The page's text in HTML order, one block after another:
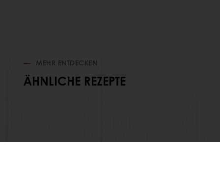
MEHR ENTDECKEN
ÄHNLICHE REZEPTE